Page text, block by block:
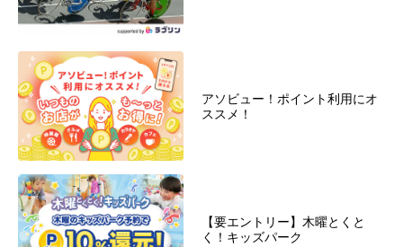
アソビュー！ポイント利用にオ
ススメ！
【要エントリー】木曜とくと
く！キッズパーク